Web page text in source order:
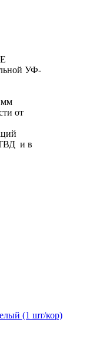
УФ-
мм
от
ТВД и в
(1 шт/кор)